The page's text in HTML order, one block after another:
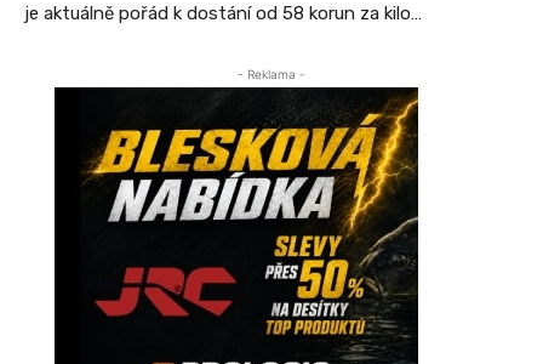
je aktuálně pořád k dostání od 58 korun za kilo…
- Reklama -